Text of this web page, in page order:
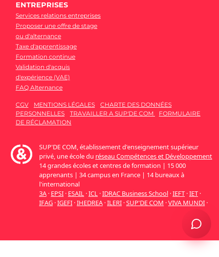
ENTREPRISES
Services relations entreprises
Proposer une offre de stage
ou d'alternance
Taxe d'apprentissage
Formation continue
Validation d'acquis
d'expérience (VAE)
FAQ Alternance
CGV MENTIONS LÉGALES
CHARTE DES DONNÉES
PERSONNELLES
TRAVAILLER A SUP'DE COM
FORMULAIRE
DE RÉCLAMATION